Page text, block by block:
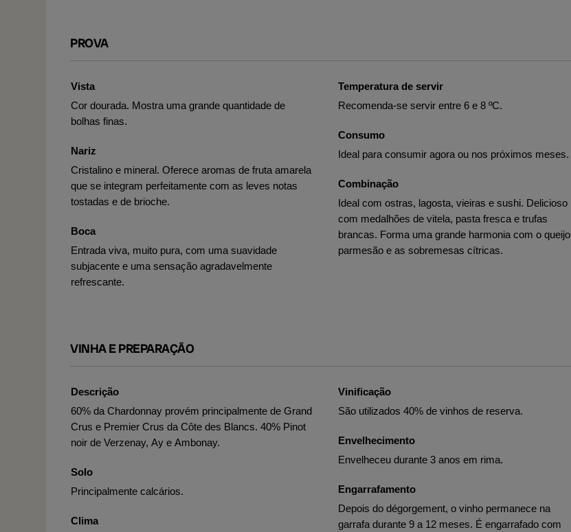
PROVA
Vista
Cor dourada. Mostra uma grande quantidade de
bolhas finas.
Nariz
Cristalino e mineral. Oferece aromas de fruta amarela
que se integram perfeitamente com as leves notas
tostadas e de brioche.
Boca
Entrada viva, muito pura, com uma suavidade
subjacente e uma sensação agradavelmente
refrescante.
Temperatura de servir
Recomenda-se servir entre 6 e 8 ºC.
Consumo
Ideal para consumir agora ou nos próximos meses.
Combinação
Ideal com ostras, lagosta, vieiras e sushi. Delicioso
com medalhões de vitela, pasta fresca e trufas
brancas. Forma uma grande harmonia com o queijo
parmesão e as sobremesas cítricas.
VINHA E PREPARAÇÃO
Descrição
60% da Chardonnay provém principalmente de Grand
Crus e Premier Crus da Côte des Blancs. 40% Pinot
noir de Verzenay, Ay e Ambonay.
Solo
Principalmente calcários.
Clima
Vinificação
São utilizados 40% de vinhos de reserva.
Envelhecimento
Envelheceu durante 3 anos em rima.
Engarrafamento
Depois do dégorgement, o vinho permanece na
garrafa durante 9 a 12 meses. É engarrafado com